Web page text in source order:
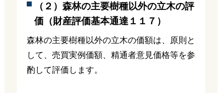
（２）森林の主要樹種以外の立木の評
価（財産評価基本通達１１７）
森林の主要樹種以外の立木の価額は、原則と
して、売買実例価額、精通者意見価格等を参
酌して評価します。